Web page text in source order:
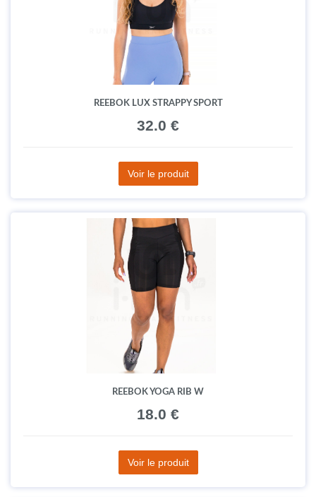
REEBOK LUX STRAPPY SPORT
32.0 €
Voir le produit
REEBOK YOGA RIB W
18.0 €
Voir le produit